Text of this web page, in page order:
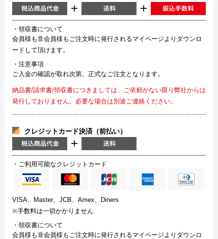
・領収書について
会員様も非会員様もご注文時に発行されるマイページよりダウンロ
ードして頂けます。
・注意事項
ご入金の確認が取れ次第、正式なご注文となります。
納品書/請求書/領収書につきましては、ご依頼がない限り弊社からは
発行しておりません。必要な場合は別途ご連絡ください。
クレジットカード決済（前払い）
・ご利用可能なクレジットカード
VISA、Master、JCB、Amex、Diners
※手数料は一切かかりません
・領収書について
会員様も非会員様もご注文時に発行されるマイページよりダウンロ